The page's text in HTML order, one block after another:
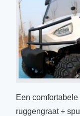
Een
ruggengraat +